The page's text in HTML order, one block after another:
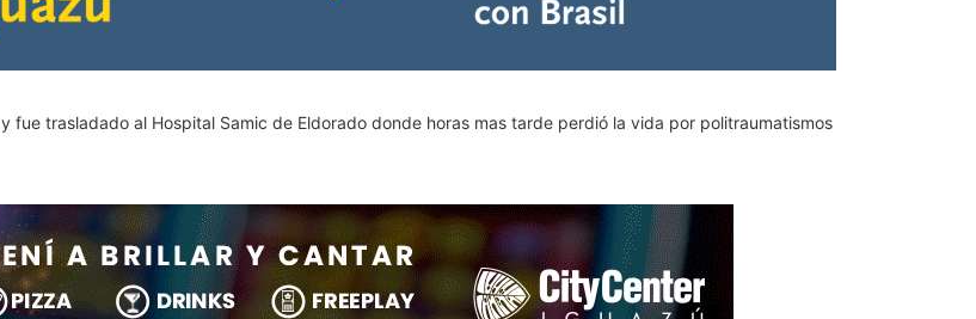
fue trasladado al Hospital Samic de Eldorado donde horas mas tarde perdió la vida por politraumatismos